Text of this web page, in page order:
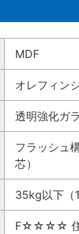
MDF
オレフィン
透明強化ガ
フラッシュ
芯）
35kg以下（1
F☆☆☆☆ 住